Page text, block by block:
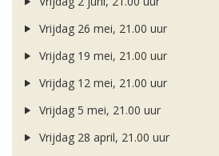
Vrijdag 26 mei, 21.00 uur
Vrijdag 19 mei, 21.00 uur
Vrijdag 12 mei, 21.00 uur
Vrijdag 5 mei, 21.00 uur
Vrijdag 28 april, 21.00 uur